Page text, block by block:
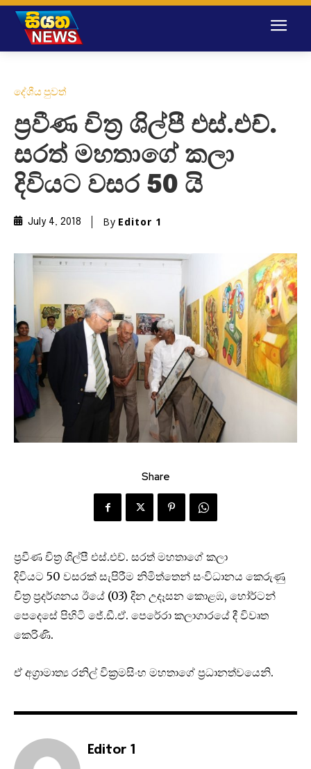
දේශීය පුවත්
ප්‍රවීණ චිත්‍ර ශිල්පී එස්.එච්.
සරත් මහතාගේ කලා
දිවියට වසර 50 යි
July 4, 2018 By Editor 1
Share
ප්‍රවීණ චිත්‍ර ශිල්පී එස්.එච්. සරත් මහතාගේ කලා
දිවියට 50 වසරක් සැපිරීම නිමිත්තෙන් සංවිධානය කෙරුණු
චිත්‍ර ප්‍රදර්ශනය ඊයේ (03) දින උදෑසන කොළඹ, හෝර්ටන්
පෙදෙසේ පිහිටි ජේ.ඩී.ඒ. පෙරේරා කලාගාරයේ දී විවෘත
කෙරිණි.
ඒ අග්‍රාමාත්‍ය රනිල් වික්‍රමසිංහ මහතාගේ ප්‍රධානත්වයෙනි.
Editor 1